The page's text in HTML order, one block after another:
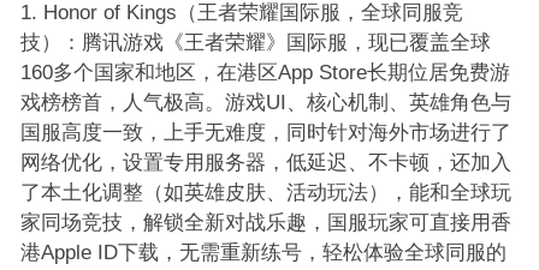
Honor of Kings（王者荣耀国际服，全球同服竞
技）：腾讯游戏《王者荣耀》国际服，现已覆盖全球
160多个国家和地区，在港区App Store长期位居免费游
戏榜榜首，人气极高。游戏UI、核心机制、英雄角色与
国服高度一致，上手无难度，同时针对海外市场进行了
网络优化，设置专用服务器，低延迟、不卡顿，还加入
了本土化调整（如英雄皮肤、活动玩法），能和全球玩
家同场竞技，解锁全新对战乐趣，国服玩家可直接用香
港Apple ID下载，无需重新练号，轻松体验全球同服的